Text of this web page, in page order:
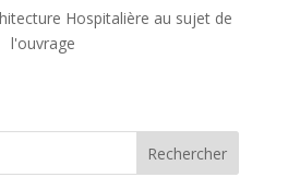
Hospitalière au sujet de
l'ouvrage